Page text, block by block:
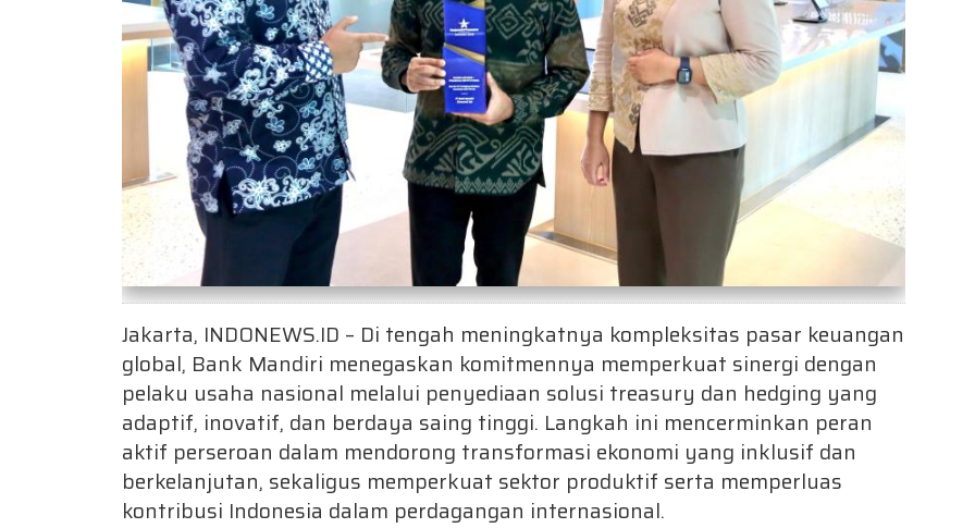
Jakarta, INDONEWS.ID – Di tengah meningkatnya kompleksitas pasar keuangan
global, Bank Mandiri menegaskan komitmennya memperkuat sinergi dengan
pelaku usaha nasional melalui penyediaan solusi treasury dan hedging yang
adaptif, inovatif, dan berdaya saing tinggi. Langkah ini mencerminkan peran
aktif perseroan dalam mendorong transformasi ekonomi yang inklusif dan
berkelanjutan, sekaligus memperkuat sektor produktif serta memperluas
kontribusi Indonesia dalam perdagangan internasional.